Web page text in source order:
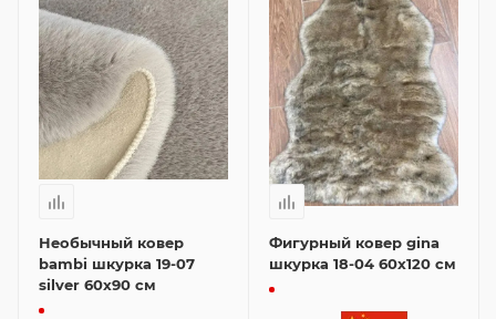
Необычный ковер
bambi шкурка 19-07
silver 60x90 см
Фигурный ковер gina
шкурка 18-04 60x120 см